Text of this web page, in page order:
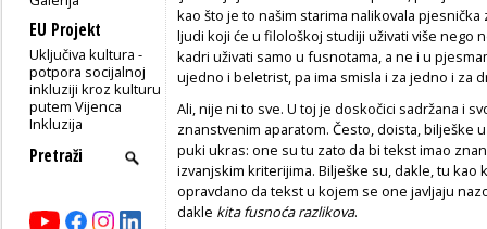
EU Projekt
Uključiva kultura -
potpora socijalnoj
inkluziji kroz kulturu
putem Vijenca
Inkluzija
kao što je to našim starima nalikovala
ljudi koji će u filološkoj studiji uživati više nego
kadri uživati samo u fusnotama, a ne i u
ujedno i beletrist, pa ima smisla i za jedno i za
Ali, nije ni to sve. U toj je doskočici sadržana i
znanstvenim aparatom. Često, doista, bilješke
puki ukras: one su tu zato da bi tekst imao
izvanjskim kriterijima. Bilješke su, dakle, tu kao
opravdano da tekst u kojem se one javljaju
dakle kita fusnoća razlikova.